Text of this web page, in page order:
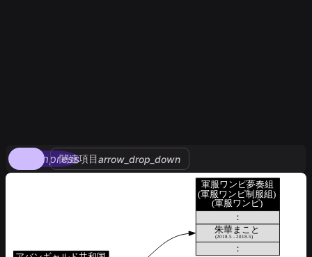
compress
関連項目arrow_drop_down